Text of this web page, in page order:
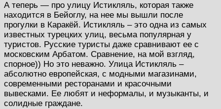
А теперь — про улицу Истикляль, которая также
находится в Бейоглу, на нее мы вышли после
прогулки в Каракёй. Истикляль – это одна из самых
известных турецких улиц, весьма популярная у
туристов. Русские туристы даже сравнивают ее с
московским Арбатом. Сравнение, на мой взгляд,
спорное)) Но это неважно. Улица Истикляль –
абсолютно европейская, с модными магазинами,
современными ресторанами и красочными
вывесками. Ее любят и неформалы, и музыканты, и
солидные граждане.